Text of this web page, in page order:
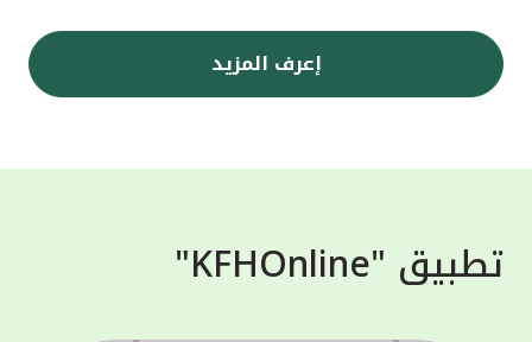
إعرف المزيد
تطبيق "KFHOnline"